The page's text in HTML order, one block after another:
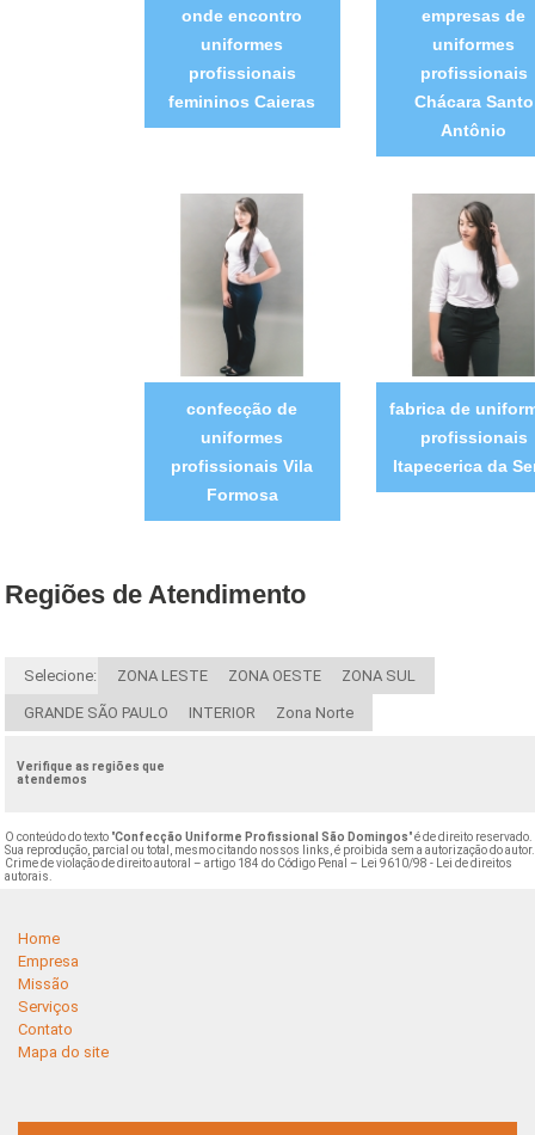
onde encontro
uniformes
profissionais
femininos Caieras
empresas de
uniformes
profissionais
Chácara Santo
Antônio
confecção de
uniformes
profissionais Vila
Formosa
fabrica de
profissionais
Itapecerica da
Regiões de Atendimento
Selecione: ZONA LESTE ZONA OESTE ZONA SUL
GRANDE SÃO PAULO INTERIOR Zona Norte
Verifique as regiões que
atendemos
O conteúdo do texto "Confecção Uniforme Profissional São Domingos" é de direito reservado.
Sua reprodução, parcial ou total, mesmo citando nossos links, é proibida sem a autorização do autor.
Crime de violação de direito autoral – artigo 184 do Código Penal –
Lei 9610/98 - Lei de direitos
autorais
Home
Empresa
Missão
Serviços
Contato
Mapa do site